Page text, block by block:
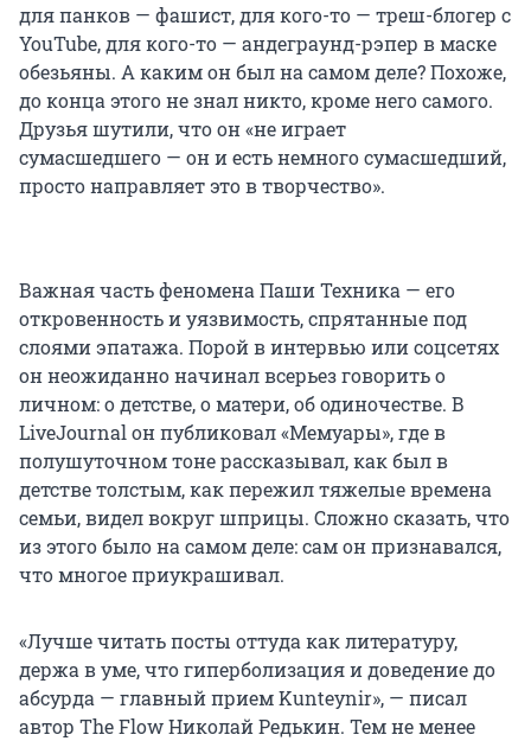
для панков — фашист, для кого-то — треш-блогер с
YouTube, для кого-то — андеграунд-рэпер в маске
обезьяны. А каким он был на самом деле? Похоже,
до конца этого не знал никто, кроме него самого.
Друзья шутили, что он «не играет
сумасшедшего — он и есть немного сумасшедший,
просто направляет это в творчество».
Важная часть феномена Паши Техника — его
откровенность и уязвимость, спрятанные под
слоями эпатажа. Порой в интервью или соцсетях
он неожиданно начинал всерьез говорить о
личном: о детстве, о матери, об одиночестве. В
LiveJournal он публиковал «Мемуары», где в
полушуточном тоне рассказывал, как был в
детстве толстым, как пережил тяжелые времена
семьи, видел вокруг шприцы. Сложно сказать, что
из этого было на самом деле: сам он признавался,
что многое приукрашивал.
«Лучше читать посты оттуда как литературу,
держа в уме, что гиперболизация и доведение до
абсурда — главный прием Kunteynir», — писал
автор The Flow Николай Редькин. Тем не менее